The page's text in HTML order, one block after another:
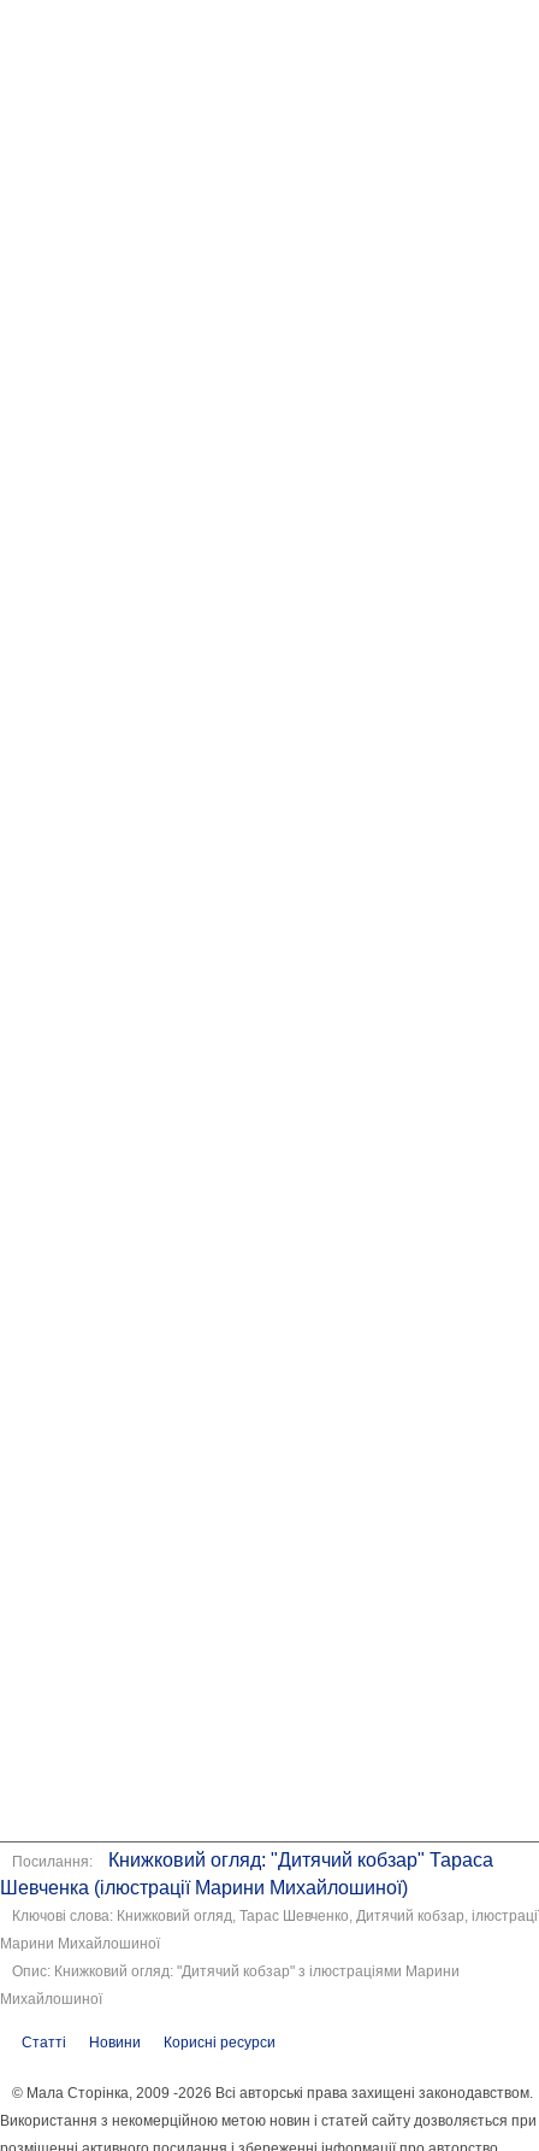
Посилання:
Книжковий огляд: "Дитячий кобзар" Тараса
Шевченка (ілюстрації Марини Михайлошиної)
Ключові слова: Книжковий огляд, Тарас Шевченко, Дитячий кобзар,
Марини Михайлошиної
Опис: Книжковий огляд: "Дитячий кобзар" з ілюстраціями Марини
Михайлошиної
Статті Новини Корисні ресурси
© Мала Сторінка, 2009 -2026 Всі авторські права захищені законодавством.
Використання з некомерційною метою новин і статей сайту дозволяється при